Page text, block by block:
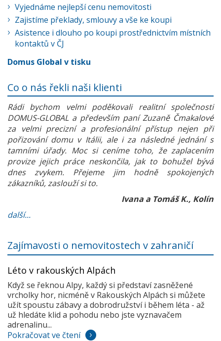
Vyjednáme nejlepší cenu nemovitosti
Zajistíme překlady, smlouvy a vše ke koupi
Asistence i dlouho po koupi prostřednictvím místních
kontaktů v ČJ
Domus Global v tisku
Co o nás řekli naši klienti
Rádi bychom velmi poděkovali realitní společnosti
DOMUS-GLOBAL a především paní Zuzaně Čmakalové
za velmi precizní a profesionální přístup nejen při
pořizování domu v Itálii, ale i za následné jednání s
tamními úřady. Moc si ceníme toho, že zaplacením
provize jejich práce neskončila, jak to bohužel bývá
dnes zvykem. Přejeme jim hodně spokojených
zákazníků, zaslouží si to.
Ivana a Tomáš K., Kolín
další...
Zajímavosti o nemovitostech v zahraničí
Léto v rakouských Alpách
Když se řeknou Alpy, každý si představí zasněžené
vrcholky hor, nicméně v Rakouských Alpách si můžete
užít spoustu zábavy a dobrodružství i během léta - až
už hledáte klid a pohodu nebo jste vyznavačem
adrenalinu...
Pokračovat ve čtení